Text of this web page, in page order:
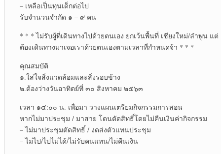
– เหลือเป็นทุนเด็กต่อไป
รับจำนวนจำกัด ๑ – ๙ คน
* * * ไม่รับผู้ที่เดินทางไปด้วยตนเอง ยกเว้นพื้นที่ เชียงใหม่/ลำพูน แต่
ต้องเดินทางมาเจอเราด้วยตนเองตามเวลาที่กำหนดจ้า * * *
คุณสมบัติ
๑.ใส่ใจสิ่งแวดล้อมและสิ่งรอบข้าง
๒.ต้องว่างวันอาทิตย์ที่ ๓๐ สิงหาคม ๒๕๖๓
เวลา ๑๔:๐๐ น. เพื่อมา วางแผนเตรียมกิจกรรมการสอน
หากไม่มาประชุม / มาสาย โดนตัดสิทธิ์โดยไม่คืนเงินค่ากิจกรรม
– ไม่มาประชุมตัดสิทธิ์ / งดส่งตัวแทนประชุม
– ไม่ไป/ไปไม่ได้/ไม่รับคนแทน/ไม่คืนเงิน